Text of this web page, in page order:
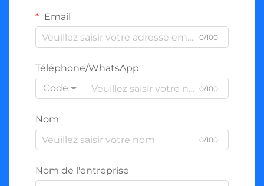
Email
0/100
Téléphone/WhatsApp
Code
0/100
Nom
0/100
Nom de l'entreprise